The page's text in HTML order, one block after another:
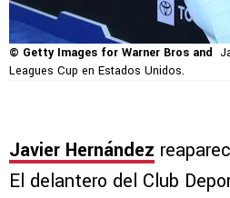
© Getty Images for Warner Bros and
Leagues Cup en Estados Unidos.
Javier Hernández
El delantero del Club